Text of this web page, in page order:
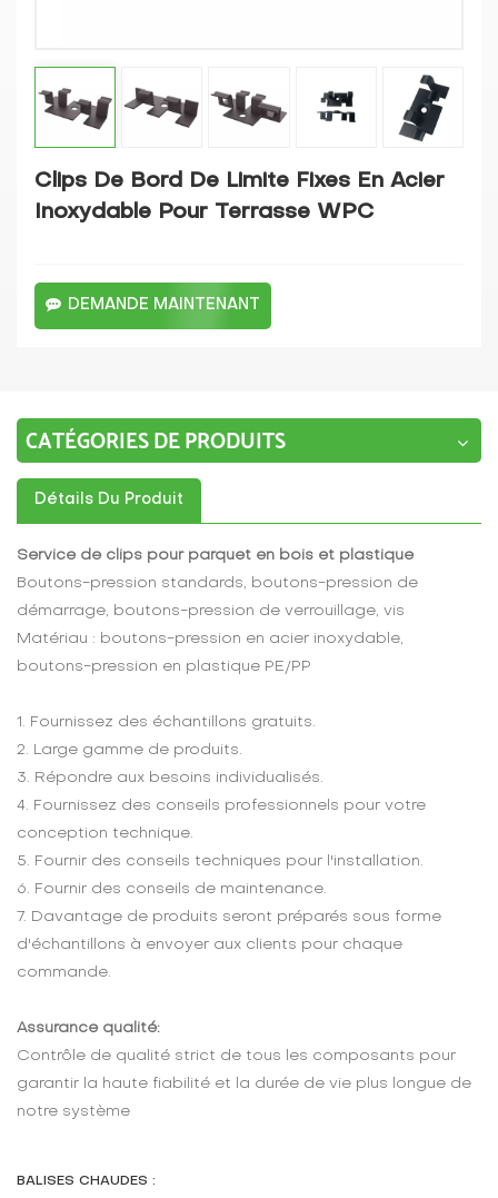
Clips De Bord De Limite Fixes En Acier
Inoxydable Pour Terrasse WPC
DEMANDE MAINTENANT
CATÉGORIES DE PRODUITS
Détails Du Produit
Service de clips pour parquet en bois et plastique
Boutons-pression standards, boutons-pression de
démarrage, boutons-pression de verrouillage, vis
Matériau : boutons-pression en acier inoxydable,
boutons-pression en plastique PE/PP
1. Fournissez des échantillons gratuits.
2. Large gamme de produits.
3. Répondre aux besoins individualisés.
4. Fournissez des conseils professionnels pour votre
conception technique.
5. Fournir des conseils techniques pour l'installation.
6. Fournir des conseils de maintenance.
7. Davantage de produits seront préparés sous forme
d'échantillons à envoyer aux clients pour chaque
commande.
Assurance qualité:
Contrôle de qualité strict de tous les composants pour
garantir la haute fiabilité et la durée de vie plus longue de
notre système
BALISES CHAUDES :